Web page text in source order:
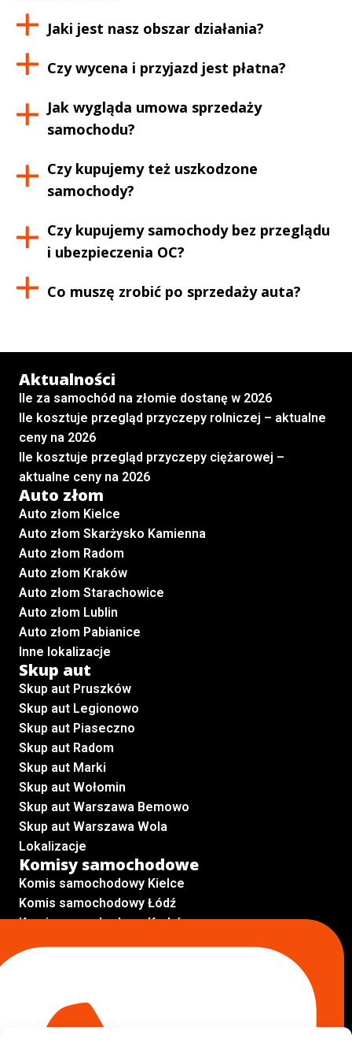
Jaki jest nasz obszar działania?
Czy wycena i przyjazd jest płatna?
Jak wygląda umowa sprzedaży
samochodu?
Czy kupujemy też uszkodzone
samochody?
Czy kupujemy samochody bez przeglądu
i ubezpieczenia OC?
Co muszę zrobić po sprzedaży auta?
Aktualności
Ile za samochód na złomie dostanę w 2026
Ile kosztuje przegląd przyczepy rolniczej – aktualne
ceny na 2026
Ile kosztuje przegląd przyczepy ciężarowej –
aktualne ceny na 2026
Auto złom
Auto złom Kielce
Auto złom Skarżysko Kamienna
Auto złom Radom
Auto złom Kraków
Auto złom Starachowice
Auto złom Lublin
Auto złom Pabianice
Inne lokalizacje
Skup aut
Skup aut Pruszków
Skup aut Legionowo
Skup aut Piaseczno
Skup aut Radom
Skup aut Marki
Skup aut Wołomin
Skup aut Warszawa Bemowo
Skup aut Warszawa Wola
Lokalizacje
Komisy samochodowe
Komis samochodowy Kielce
Komis samochodowy Łódź
Komis samochodowy Kraków
Komis samochodowy Lublin
Komis samochodowy Sochaczew